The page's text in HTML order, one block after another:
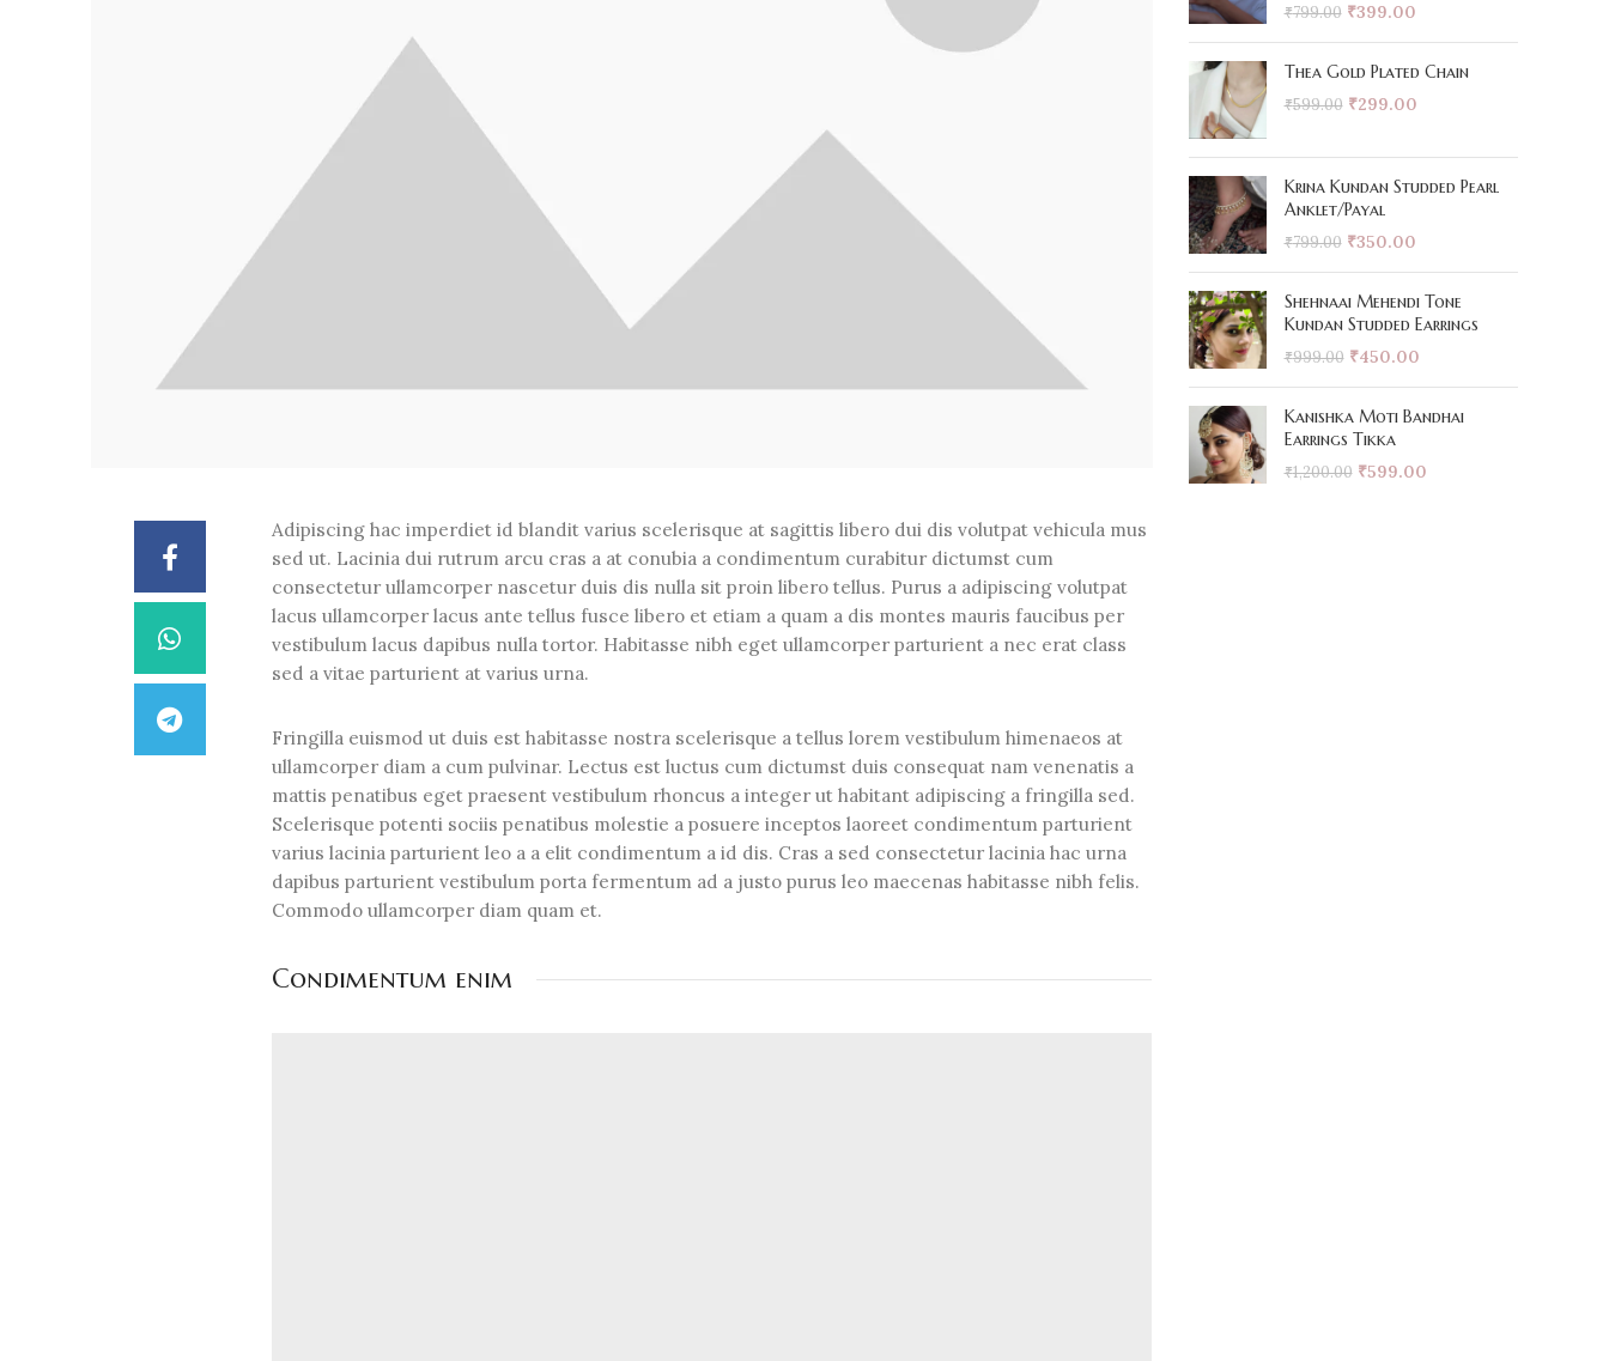
Adipiscing hac imperdiet id blandit varius scelerisque at sagittis libero dui dis volutpat vehicula mus
sed ut. Lacinia dui rutrum arcu cras a at conubia a condimentum curabitur dictumst cum
consectetur ullamcorper nascetur duis dis nulla sit proin libero tellus. Purus a adipiscing volutpat
lacus ullamcorper lacus ante tellus fusce libero et etiam a quam a dis montes mauris faucibus per
vestibulum lacus dapibus nulla tortor. Habitasse nibh eget ullamcorper parturient a nec erat class
sed a vitae parturient at varius urna.
Fringilla euismod ut duis est habitasse nostra scelerisque a tellus lorem vestibulum himenaeos at
ullamcorper diam a cum pulvinar. Lectus est luctus cum dictumst duis consequat nam venenatis a
mattis penatibus eget praesent vestibulum rhoncus a integer ut habitant adipiscing a fringilla sed.
Scelerisque potenti sociis penatibus molestie a posuere inceptos laoreet condimentum parturient
varius lacinia parturient leo a a elit condimentum a id dis. Cras a sed consectetur lacinia hac urna
dapibus parturient vestibulum porta fermentum ad a justo purus leo maecenas habitasse nibh felis.
Commodo ullamcorper diam quam et.
Condimentum enim
₹799.00 ₹399.00
Thea Gold Plated Chain
₹599.00 ₹299.00
Krina Kundan Studded Pearl
Anklet/Payal
₹799.00 ₹350.00
Shehnaai Mehendi Tone
Kundan Studded Earrings
₹999.00 ₹450.00
Kanishka Moti Bandhai
Earrings Tikka
₹1,200.00 ₹599.00